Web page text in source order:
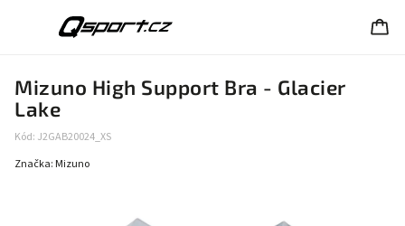
Mizuno High Support Bra - Glacier
Lake
Kód: J2GAB20024_XS
Značka: Mizuno